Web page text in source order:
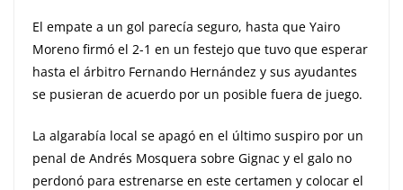
El empate a un gol parecía seguro, hasta que Yairo
Moreno firmó el 2-1 en un festejo que tuvo que esperar
hasta el árbitro Fernando Hernández y sus ayudantes
se pusieran de acuerdo por un posible fuera de juego.
La algarabía local se apagó en el último suspiro por un
penal de Andrés Mosquera sobre Gignac y el galo no
perdonó para estrenarse en este certamen y colocar el